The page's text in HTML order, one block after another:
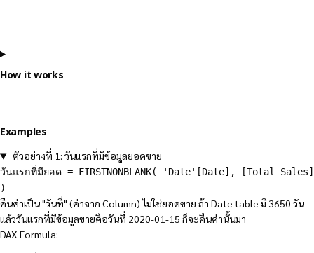
How it works
Examples
ตัวอย่างที่ 1: วันแรกที่มีข้อมูลยอดขาย
วันแรกที่มียอด = FIRSTNONBLANK( 'Date'[Date], [Total Sales]
)
คืนค่าเป็น "วันที่" (ค่าจาก Column) ไม่ใช่ยอดขาย ถ้า Date table มี 3650 วัน
แล้ววันแรกที่มีข้อมูลขายคือวันที่ 2020-01-15 ก็จะคืนค่านั้นมา
DAX Formula: